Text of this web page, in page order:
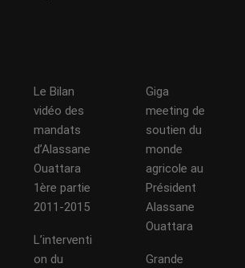
Le Bilan
vidéo des
mandats
d’Alassane
Ouattara
1ère partie
2011-2015
L’interventi
on du
Giga
meeting de
soutien du
monde
agricole au
Président
Alassane
Ouattara
Grande